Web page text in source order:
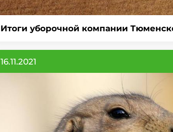
Итоги уборочной компании
16.11.2021